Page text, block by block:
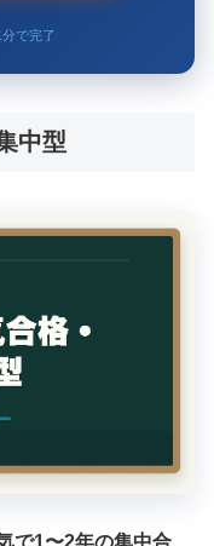
で完了
中型